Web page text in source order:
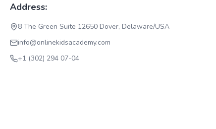
Address:
8 The Green Suite 12650 Dover, Delaware/USA
info@onlinekidsacademy.com
+1 (302) 294 07-04